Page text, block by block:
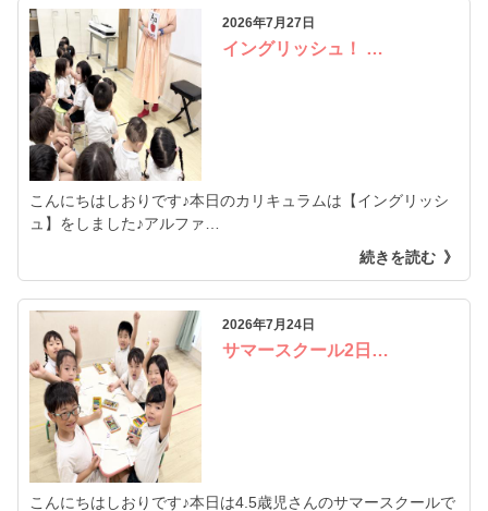
2026年7月27日
イングリッシュ！ …
こんにちはしおりです♪本日のカリキュラムは【イングリッシ
ュ】をしました♪アルファ…
続きを読む
2026年7月24日
サマースクール2日…
こんにちはしおりです♪本日は4.5歳児さんのサマースクールで